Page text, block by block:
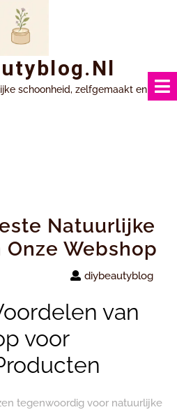
schoonheid, zelfgemaakt en uniek.
Natuurlijke
Webshop
diybeautyblog
van
voor
tegenwoordig voor natuurlijke